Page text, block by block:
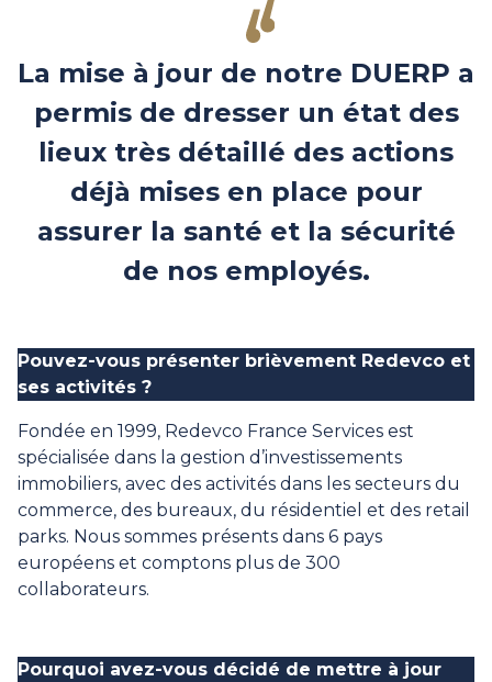
La mise à jour de notre DUERP a
permis de dresser un état des
lieux très détaillé des actions
déjà mises en place pour
assurer la santé et la sécurité
de nos employés.
Pouvez-vous présenter brièvement Redevco et
ses activités ?
Fondée en 1999, Redevco France Services est
spécialisée dans la gestion d’investissements
immobiliers, avec des activités dans les secteurs du
commerce, des bureaux, du résidentiel et des retail
parks. Nous sommes présents dans 6 pays
européens et comptons plus de 300
collaborateurs.
Pourquoi avez-vous décidé de mettre à jour